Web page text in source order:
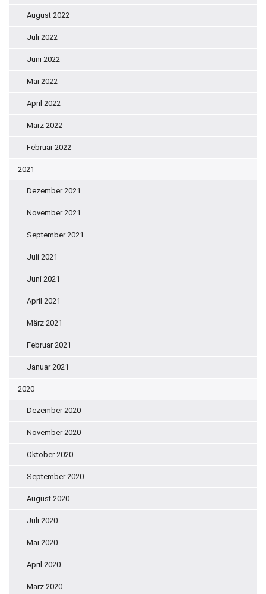
August 2022
Juli 2022
Juni 2022
Mai 2022
April 2022
März 2022
Februar 2022
2021
Dezember 2021
November 2021
September 2021
Juli 2021
Juni 2021
April 2021
März 2021
Februar 2021
Januar 2021
2020
Dezember 2020
November 2020
Oktober 2020
September 2020
August 2020
Juli 2020
Mai 2020
April 2020
März 2020